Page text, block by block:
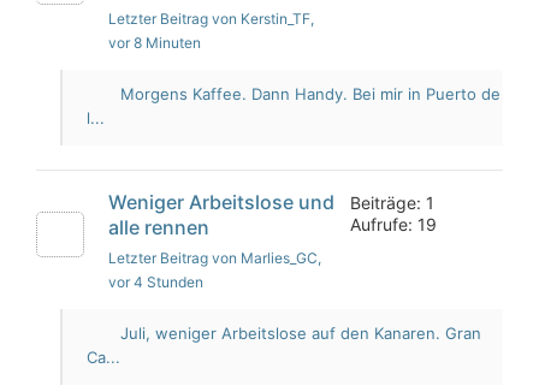
Letzter Beitrag von Kerstin_TF,
vor 8 Minuten
Morgens Kaffee. Dann Handy. Bei mir in Puerto de
l...
Weniger Arbeitslose und
alle rennen
Letzter Beitrag von Marlies_GC,
vor 4 Stunden
Beiträge: 1
Aufrufe: 19
Juli, weniger Arbeitslose auf den Kanaren. Gran
Ca...